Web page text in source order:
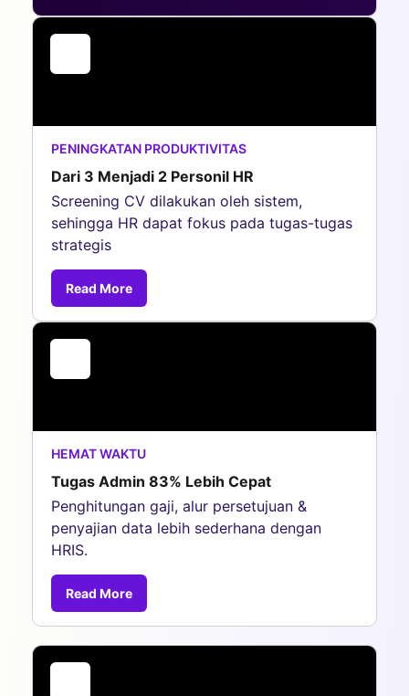
PENINGKATAN PRODUKTIVITAS
Dari 3 Menjadi 2 Personil HR
Screening CV dilakukan oleh sistem,
sehingga HR dapat fokus pada tugas-tugas
strategis
Read More
HEMAT WAKTU
Tugas Admin 83% Lebih Cepat
Penghitungan gaji, alur persetujuan &
penyajian data lebih sederhana dengan
HRIS.
Read More